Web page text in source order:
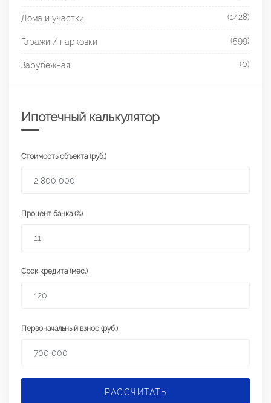
Дома и участки (1428)
Гаражи / парковки (599)
Зарубежная (0)
Ипотечный калькулятор
Стоимость объекта (руб.)
Процент банка (%)
Срок кредита (мес.)
Первоначальный взнос (руб.)
РАССЧИТАТЬ